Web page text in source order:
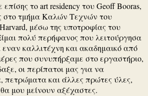
το art residency του Geoff Booras,
στο τμήμα Καλών Τεχνών του
μέσω της υποτροφίας του
πολύ περήφανος που λειτούργησα
εναν καλλιτέχνη και ακαδημαικό από
που συνυπήρξαμε στο εργαστήριο,
οι περίπατοι μας για να
πετρώματα και άλλες πρώτες ύλες,
μου μείνουν αξέχαστες.